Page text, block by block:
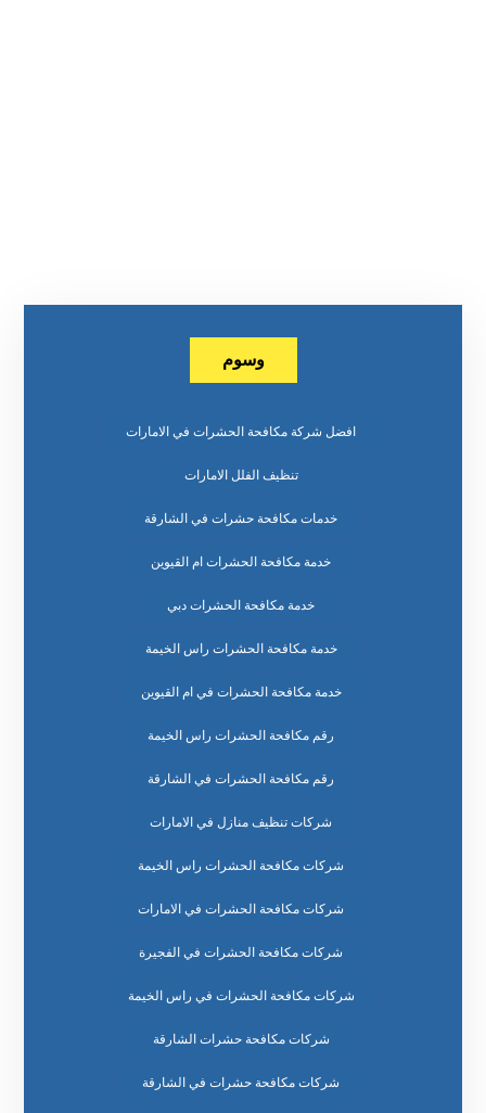
وسوم
افضل شركة مكافحة الحشرات في الامارات
تنظيف الفلل الامارات
خدمات مكافحة حشرات في الشارقة
خدمة مكافحة الحشرات ام القيوين
خدمة مكافحة الحشرات دبي
خدمة مكافحة الحشرات راس الخيمة
خدمة مكافحة الحشرات في ام القيوين
رقم مكافحة الحشرات راس الخيمة
رقم مكافحة الحشرات في الشارقة
شركات تنظيف منازل في الامارات
شركات مكافحة الحشرات راس الخيمة
شركات مكافحة الحشرات في الامارات
شركات مكافحة الحشرات في الفجيرة
شركات مكافحة الحشرات في راس الخيمة
شركات مكافحة حشرات الشارقة
شركات مكافحة حشرات في الشارقة